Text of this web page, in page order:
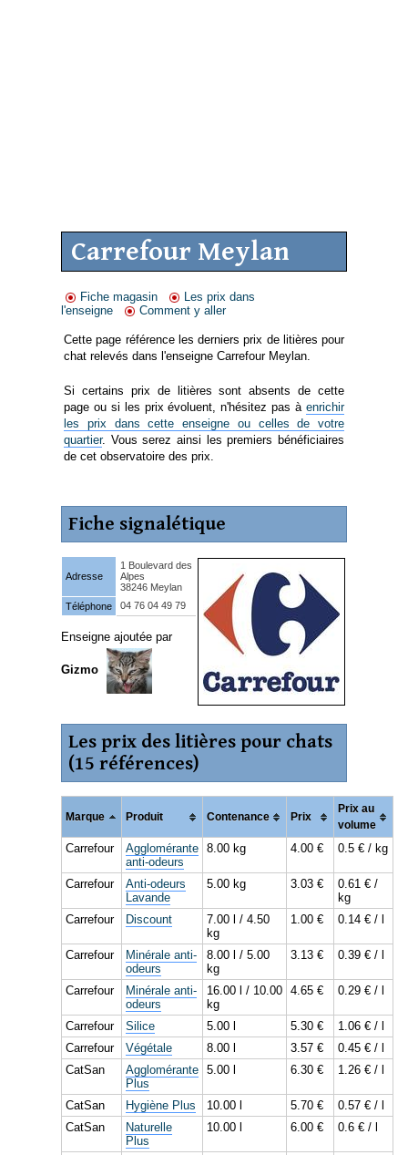
Carrefour Meylan
Fiche magasin
Les prix dans
l'enseigne
Comment y aller
Cette page référence les derniers prix de litières pour
chat relevés dans l'enseigne Carrefour Meylan.
Si certains prix de litières sont absents de cette
page ou si les prix évoluent, n'hésitez pas à enrichir
les prix dans cette enseigne ou celles de votre
quartier. Vous serez ainsi les premiers bénéficiaires
de cet observatoire des prix.
Fiche signalétique
Adresse
1 Boulevard des
Alpes
38246 Meylan
Téléphone
04 76 04 49 79
Enseigne ajoutée par
Gizmo
Les prix des litières pour chats
(15 références)
Marque Produit Contenance Prix
Prix au
volume
Carrefour
Agglomérante
anti-odeurs
8.00 kg 4.00 € 0.5 € / kg
Carrefour
Anti-odeurs
Lavande
5.00 kg 3.03 €
0.61 € /
kg
Carrefour
Discount
7.00 l / 4.50
kg
1.00 € 0.14 € / l
Carrefour
Minérale anti-
odeurs
8.00 l / 5.00
kg
3.13 € 0.39 € / l
Carrefour
Minérale anti-
odeurs
16.00 l / 10.00
kg
4.65 € 0.29 € / l
Carrefour Silice 5.00 l 5.30 €
1.06 € / l
Carrefour
Végétale 8.00 l 3.57 €
0.45 € / l
CatSan
Agglomérante
Plus
5.00 l 6.30 € 1.26 € / l
CatSan Hygiène Plus 10.00 l 5.70 €
0.57 € / l
CatSan
Naturelle
Plus
10.00 l 6.00 € 0.6 € / l